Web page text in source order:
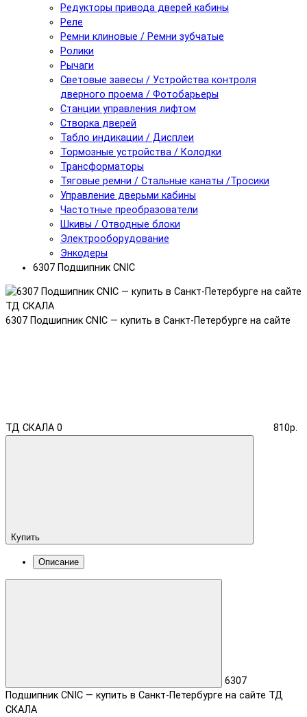
Редукторы привода дверей кабины
Реле
Ремни клиновые / Ремни зубчатые
Ролики
Рычаги
Световые завесы / Устройства контроля
дверного проема / Фотобарьеры
Станции управления лифтом
Створка дверей
Табло индикации / Дисплеи
Тормозные устройства / Колодки
Трансформаторы
Тяговые ремни / Стальные канаты /Тросики
Управление дверьми кабины
Частотные преобразователи
Шкивы / Отводные блоки
Электрооборудование
Энкодеры
6307 Подшипник CNIC
6307 Подшипник CNIC — купить в Санкт-Петербурге на сайте
ТД СКАЛА 0 810р.
Купить
Описание
6307
Подшипник CNIC — купить в Санкт-Петербурге на сайте ТД
СКАЛА